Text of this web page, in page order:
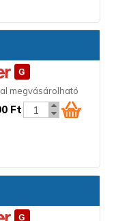
megvásárolható
Ft